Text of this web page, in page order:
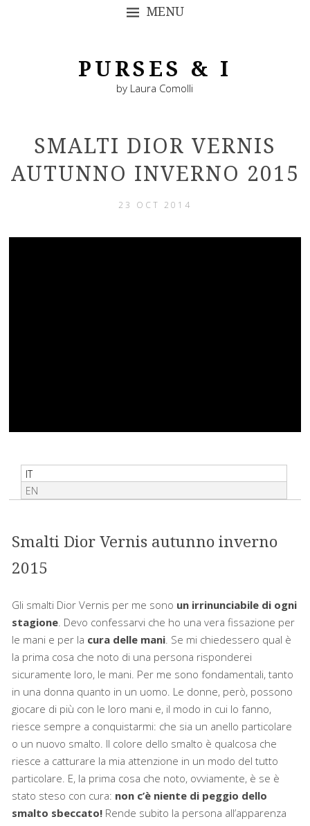
MENU
PURSES & I
by Laura Comolli
SMALTI DIOR VERNIS
AUTUNNO INVERNO 2015
23 OCT 2014
IT
EN
Smalti Dior Vernis autunno inverno
2015
Gli smalti Dior Vernis per me sono un irrinunciabile di ogni
stagione. Devo confessarvi che ho una vera fissazione per
le mani e per la cura delle mani. Se mi chiedessero qual è
la prima cosa che noto di una persona risponderei
sicuramente loro, le mani. Per me sono fondamentali, tanto
in una donna quanto in un uomo. Le donne, però, possono
giocare di più con le loro mani e, il modo in cui lo fanno,
riesce sempre a conquistarmi: che sia un anello particolare
o un nuovo smalto. Il colore dello smalto è qualcosa che
riesce a catturare la mia attenzione in un modo del tutto
particolare. E, la prima cosa che noto, ovviamente, è se è
stato steso con cura: non c’è niente di peggio dello
smalto sbeccato! Rende subito la persona all’apparenza